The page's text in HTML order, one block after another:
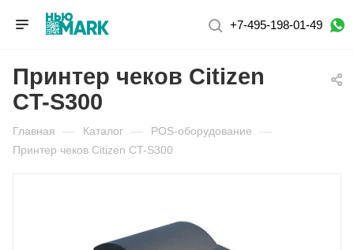
+7-495-198-01-49
Принтер чеков Citizen
CT-S300
Главная — Каталог — POS-оборудование —
Принтер чеков Citizen CT-S300